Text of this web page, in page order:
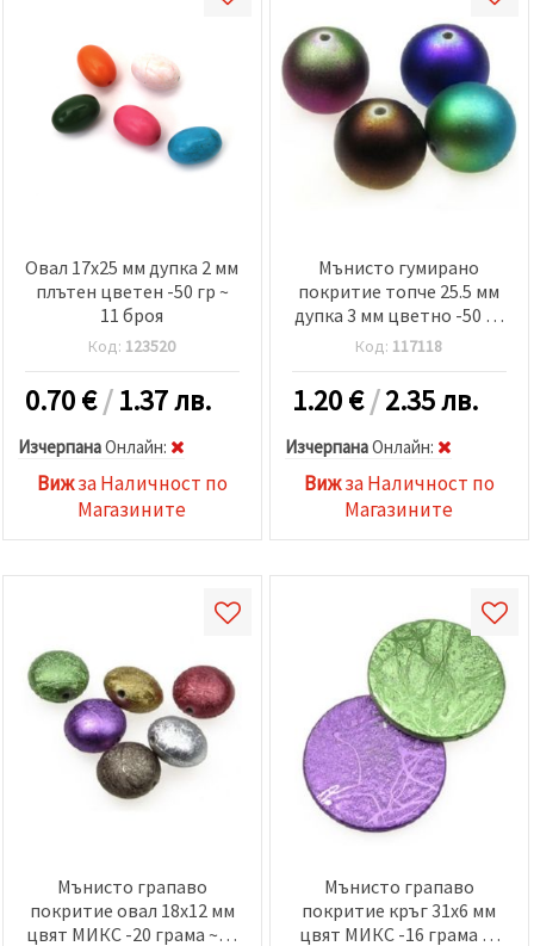
Овал 17x25 мм дупка 2 мм
плътен цветен -50 гр ~
11 броя
Код: 123520
0.70€/1.37 лв.
ИзчерпанаOнлайн:
Вижза Наличност по
Магазините
Мънисто гумирано
покритие топче 25.5 мм
дупка 3 мм цветно -50 гр
~ 5 броя
Код: 117118
1.20€/2.35 лв.
ИзчерпанаOнлайн:
Вижза Наличност по
Магазините
Мънисто грапаво
покритие овал 18x12 мм
цвят МИКС -20 грама ~10
Мънисто грапаво
покритие кръг 31x6 мм
цвят МИКС -16 грама -2